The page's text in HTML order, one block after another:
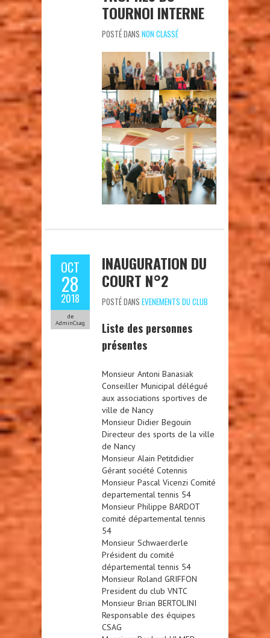
TOURNOI INTERNE
POSTÉ DANS NON CLASSÉ
OCT
28
2018
de
AdminCsag
INAUGURATION DU
COURT N°2
POSTÉ DANS EVENEMENTS DU CLUB
Liste des personnes
présentes
Monsieur Antoni Banasiak
Conseiller Municipal délégué
aux associations sportives de
ville de Nancy
Monsieur Didier Begouin
Directeur des sports de la ville
de Nancy
Monsieur Alain Petitdidier
Gérant société Cotennis
Monsieur Pascal Vicenzi Comité
departemental tennis 54
Monsieur Philippe BARDOT
comité départemental tennis
54
Monsieur Schwaerderle
Président du comité
départemental tennis 54
Monsieur Roland GRIFFON
President du club VNTC
Monsieur Brian BERTOLINI
Responsable des équipes
CSAG